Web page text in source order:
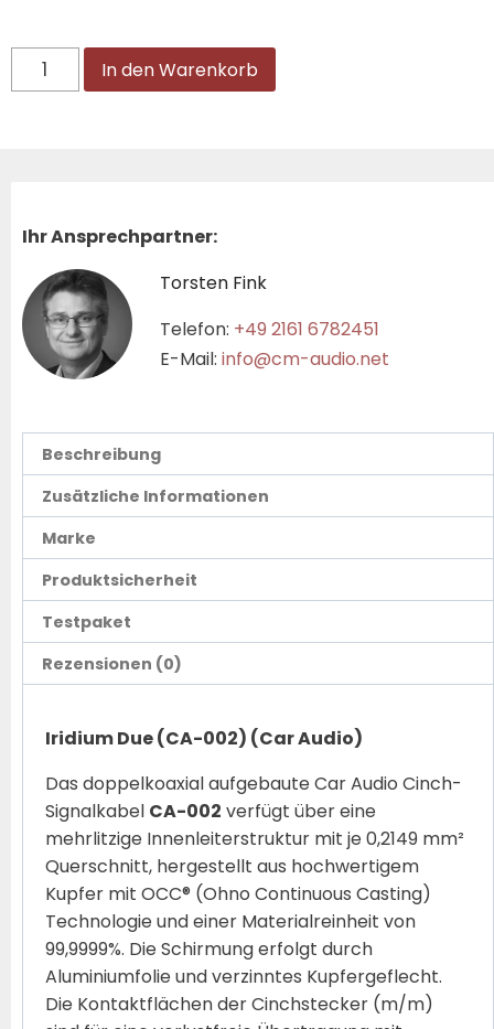
In den Warenkorb
Ihr Ansprechpartner:
Torsten Fink
Telefon: +49 2161 6782451
E-Mail: info@cm-audio.net
Beschreibung
Zusätzliche Informationen
Marke
Produktsicherheit
Testpaket
Rezensionen (0)
Iridium Due (CA-002) (Car Audio)
Das doppelkoaxial aufgebaute Car Audio Cinch-
Signalkabel CA-002 verfügt über eine
mehrlitzige Innenleiterstruktur mit je 0,2149 mm²
Querschnitt, hergestellt aus hochwertigem
Kupfer mit OCC® (Ohno Continuous Casting)
Technologie und einer Materialreinheit von
99,9999%. Die Schirmung erfolgt durch
Aluminiumfolie und verzinntes Kupfergeflecht.
Die Kontaktflächen der Cinchstecker (m/m)